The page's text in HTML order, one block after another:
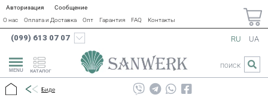
Авторизация
Сообщение
О нас
Оплата и Доставка Опт Гарантия FAQ Контакты
(099) 613 07 07
КАТАЛОГ
RU UA
ПОИСК
Биде